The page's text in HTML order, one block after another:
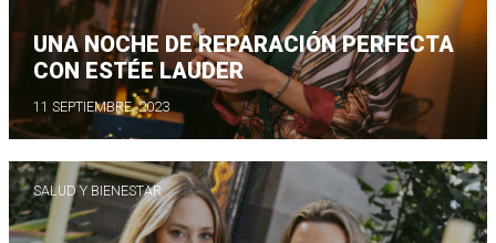
UNA NOCHE DE REPARACIÓN PERFECTA
CON ESTÉE LAUDER
11 SEPTIEMBRE, 2023
SALUD Y BIENESTAR